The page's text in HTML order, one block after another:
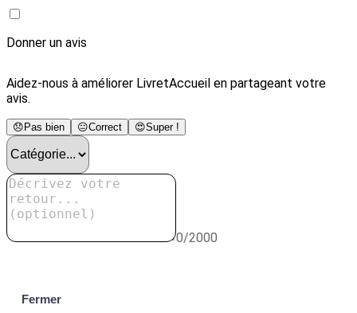
Donner un avis
Aidez-nous à améliorer LivretAccueil en partageant votre
avis.
😞 Pas bien 😐Correct 😍Super !
0/2000
Fermer